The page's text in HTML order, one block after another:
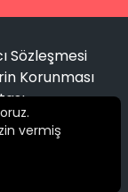
Sözleşmesi
Korunması
vermiş